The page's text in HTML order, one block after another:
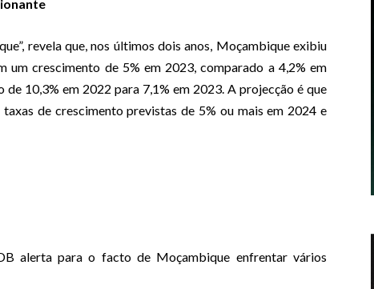
revela que, nos últimos dois anos, Moçambique exibiu
um crescimento de 5% em 2023, comparado a 4,2% em
10,3% em 2022 para 7,1% em 2023. A projecção é que
de crescimento previstas de 5% ou mais em 2024 e
alerta para o facto de Moçambique enfrentar vários